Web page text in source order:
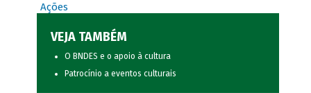
Ações
VEJA TAMBÉM
O BNDES e o apoio à cultura
Patrocínio a eventos culturais